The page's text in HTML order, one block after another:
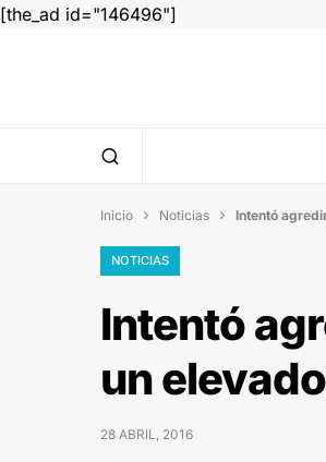
[the_ad id="146496"]
Inicio  Noticias  Intentó
NOTICIAS
Intentó
un
28 ABRIL, 2016